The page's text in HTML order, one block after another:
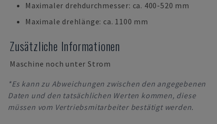
Maximaler drehdurchmesser: ca. 400-520 mm
Maximale drehlänge: ca. 1100 mm
Zusätzliche Informationen
Maschine noch unter Strom
*Es kann zu Abweichungen zwischen den angegebenen
Daten und den tatsächlichen Werten kommen, diese
müssen vom Vertriebsmitarbeiter bestätigt werden.